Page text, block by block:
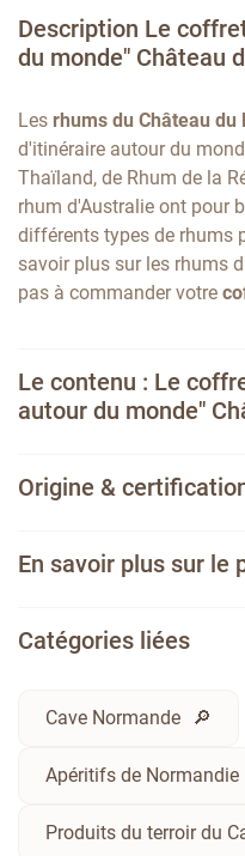
Description Le
du monde" Château
Les rhums du Château du
d'itinéraire autour du
Thaïland, de Rhum de la
rhum d'Australie ont pour
différents types de rhums
savoir plus sur les rhums
pas à commander votre
Le contenu : Le
autour du monde"
Origine &
En savoir plus sur le
Catégories liées
Cave Normande
Apéritifs de Normandie
Produits du terroir du